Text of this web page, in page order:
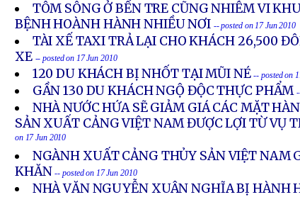
TÔM SÔNG Ở BẾN TRE CŨNG NHIỄM VI
BỆNH HOÀNH HÀNH NHIỀU NƠI -- posted on 17 Jun 2010
TÀI XẾ TAXI TRẢ LẠI CHO KHÁCH 26,500
XE -- posted on 17 Jun 2010
120 DU KHÁCH BỊ NHỐT TẠI MŨI NÉ -- posted on
GẦN 130 DU KHÁCH NGỘ ĐỘC THỰC PHẨM
NHÀ NƯỚC HỨA SẼ GIẢM GIÁ CÁC MẶT
SẢN XUẤT CẢNG VIỆT NAM ĐƯỢC LỢI TỪ VỤ
on 17 Jun 2010
NGÀNH XUẤT CẢNG THỦY SẢN VIỆT NAM
KHĂN -- posted on 17 Jun 2010
NHÀ VĂN NGUYỄN XUÂN NGHĨA BỊ HÀNH